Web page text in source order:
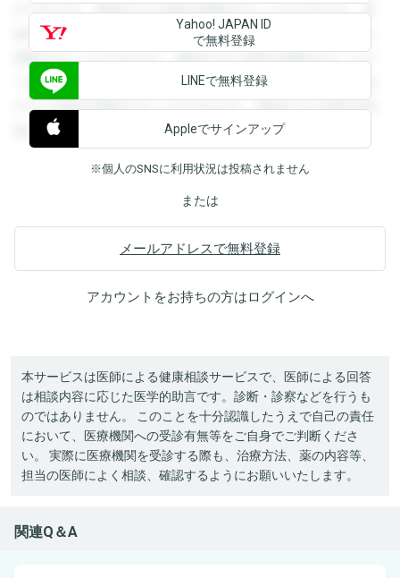
ができます。登録すると回答を閲覧することができます。登
録すると回答を閲覧することができます。登録すると回答を
閲覧することができます。登録すると回答を閲覧することが
できます。登録すると回答を閲覧することができます。登録
すると回答を閲覧することができます。登録すると回答を閲
覧することができます。
Yahoo! JAPAN ID
で無料登録
LINEで無料登録
Appleでサインアップ
※個人のSNSに利用状況は投稿されません
または
メールアドレスで無料登録
アカウントをお持ちの方はログインへ
本サービスは医師による健康相談サービスで、医師による回答
は相談内容に応じた医学的助言です。診断・診察などを行うも
のではありません。 このことを十分認識したうえで自己の責任
において、医療機関への受診有無等をご自身でご判断くださ
い。 実際に医療機関を受診する際も、治療方法、薬の内容等、
担当の医師によく相談、確認するようにお願いいたします。
関連Q＆A